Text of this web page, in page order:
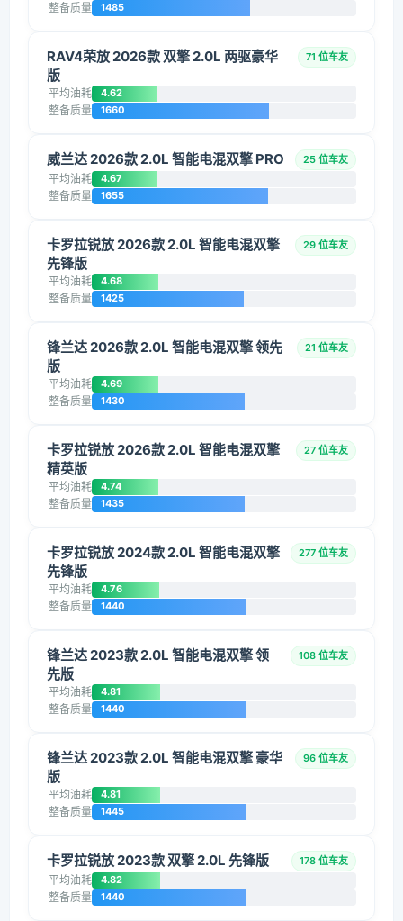
整备质量 1485
RAV4荣放 2026款 双擎 2.0L 两驱豪华
版
71 位车友
平均油耗 4.62
整备质量 1660
威兰达 2026款 2.0L 智能电混双擎 PRO 25 位车友
平均油耗 4.67
整备质量 1655
卡罗拉锐放 2026款 2.0L 智能电混双擎
先锋版
29 位车友
平均油耗 4.68
整备质量 1425
锋兰达 2026款 2.0L 智能电混双擎 领先
版
21 位车友
平均油耗 4.69
整备质量 1430
卡罗拉锐放 2026款 2.0L 智能电混双擎
精英版
27 位车友
平均油耗 4.74
整备质量 1435
卡罗拉锐放 2024款 2.0L 智能电混双擎
先锋版
277 位车友
平均油耗 4.76
整备质量 1440
锋兰达 2023款 2.0L 智能电混双擎 领
先版
108 位车友
平均油耗 4.81
整备质量 1440
锋兰达 2023款 2.0L 智能电混双擎 豪华
版
96 位车友
平均油耗 4.81
整备质量 1445
卡罗拉锐放 2023款 双擎 2.0L 先锋版 178 位车友
平均油耗 4.82
整备质量 1440